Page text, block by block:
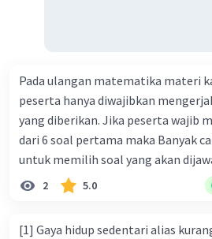
kelembagaan keuangan non-bank
yang dilakukan dengan operasi
Lembaga keuangan non bank
sebagai penggerak investasi
memasukan surat berharga 24.
non bank yang bertugas mengatasi
Ciri" dari masyarakat ekonomi
Pada ulangan matematika materi
peserta hanya diwajibkan
yang diberikan. Jika peserta wajib
dari 6 soal pertama maka Banyak
untuk memilih soal yang akan
2 5.0
[1] Gaya hidup sedentari alias